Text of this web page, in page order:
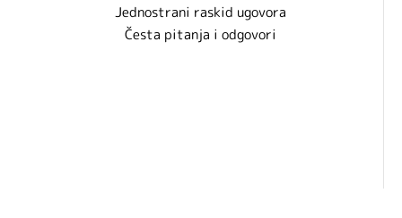
Jednostrani raskid ugovora
Česta pitanja i odgovori